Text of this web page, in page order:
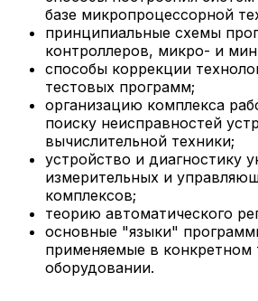
базе микропроцессорной
принципиальные схемы
контроллеров, микро- и
способы коррекции
тестовых программ;
организацию комплекса
поиску неисправностей
вычислительной техники;
устройство и диагностику
измерительных и
комплексов;
теорию автоматического
основные "языки"
применяемые в конкретном
оборудовании.